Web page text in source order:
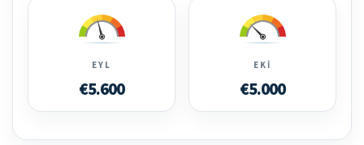
EYL
€5.600
EKI
€5.000